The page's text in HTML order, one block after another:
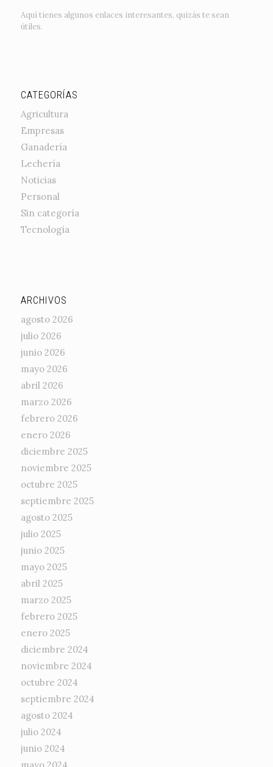
Aquí tienes algunos enlaces interesantes, quizás te sean
útiles.
CATEGORÍAS
Agricultura
Empresas
Ganadería
Lechería
Noticias
Personal
Sin categoría
Tecnología
ARCHIVOS
agosto 2026
julio 2026
junio 2026
mayo 2026
abril 2026
marzo 2026
febrero 2026
enero 2026
diciembre 2025
noviembre 2025
octubre 2025
septiembre 2025
agosto 2025
julio 2025
junio 2025
mayo 2025
abril 2025
marzo 2025
febrero 2025
enero 2025
diciembre 2024
noviembre 2024
octubre 2024
septiembre 2024
agosto 2024
julio 2024
junio 2024